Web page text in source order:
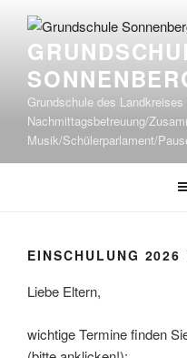
Inhalt
springen
Grundschule des
Nachmittagsbetreuung/
Musik/Schülerparlament/
EINSCHULUNG 2026
Liebe Eltern,
wichtige Termine finden